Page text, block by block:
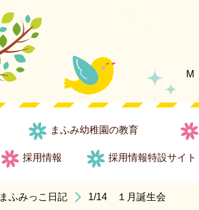
まふみ幼稚園の教育
採用情報 採用情報特設サイト
まふみっこ日記 1/14 １月誕生会